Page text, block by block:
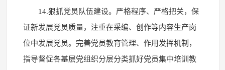
14.狠抓党员队伍建设。严格程序、严格把关，保
证新发展党员质量，注重在采编、创作等内容生产岗
位中发展党员。完善党员教育管理、作用发挥机制，
指导督促各基层党组织分层分类抓好党员集中培训教